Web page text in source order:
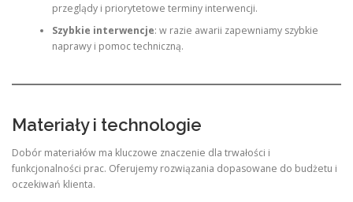
przeglądy i priorytetowe terminy interwencji.
Szybkie interwencje: w razie awarii zapewniamy szybkie
naprawy i pomoc techniczną.
Materiały i technologie
Dobór materiałów ma kluczowe znaczenie dla trwałości i
funkcjonalności prac. Oferujemy rozwiązania dopasowane do budżetu i
oczekiwań klienta.